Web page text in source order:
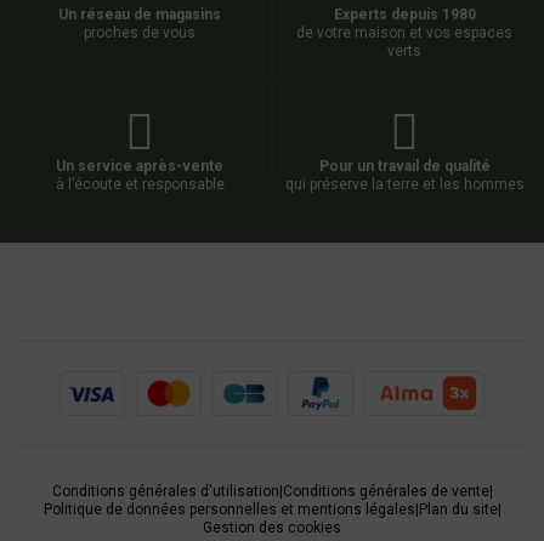
Un réseau de magasins
proches de vous
Experts depuis 1980
de votre maison et vos espaces
verts
Un service après-vente
à l’écoute et responsable
Pour un travail de qualité
qui préserve la terre et les hommes
Conditions générales d'utilisation Conditions générales de vente|
Politique de données personnelles et mentions légales Plan du site|
Gestion des cookies